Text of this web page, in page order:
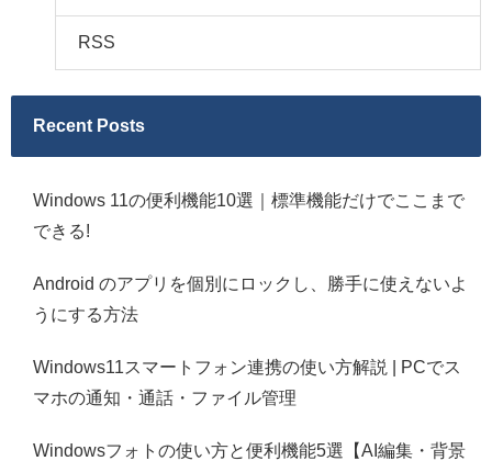
RSS
Recent Posts
Windows 11の便利機能10選｜標準機能だけでここまで
できる!
Android のアプリを個別にロックし、勝手に使えないよ
うにする方法
Windows11スマートフォン連携の使い方解説 | PCでス
マホの通知・通話・ファイル管理
Windowsフォトの使い方と便利機能5選【AI編集・背景